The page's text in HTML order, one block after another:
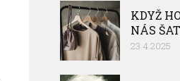
KDYŽ
NÁS ŠAT
23.4.2025